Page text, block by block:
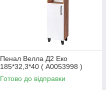
Пенал Велла Д2 Еко
185*32,3*40 ( А0053998 )
Готово до відправки